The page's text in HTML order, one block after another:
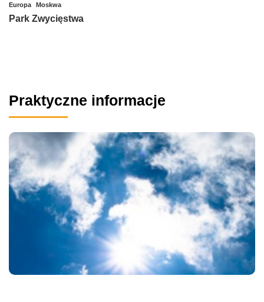
Europa Moskwa
Park Zwycięstwa
Praktyczne informacje